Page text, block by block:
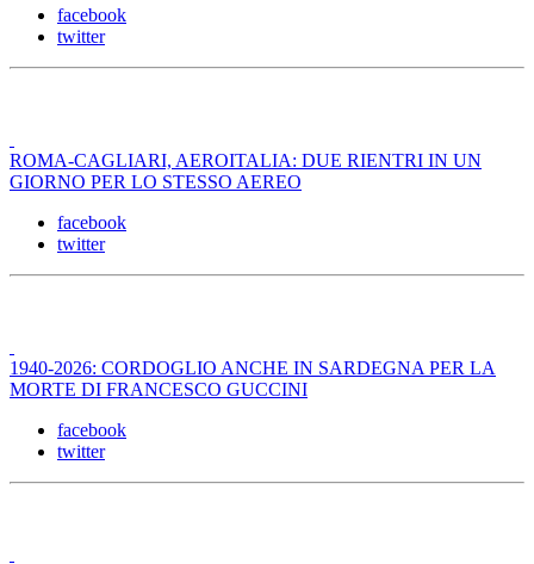
facebook
twitter
ROMA-CAGLIARI, AEROITALIA: DUE RIENTRI IN UN
GIORNO PER LO STESSO AEREO
facebook
twitter
1940-2026: CORDOGLIO ANCHE IN SARDEGNA PER LA
MORTE DI FRANCESCO GUCCINI
facebook
twitter